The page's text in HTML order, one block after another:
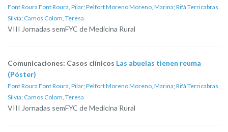
Font Roura Font Roura, Pilar; Pelfort Moreno Moreno, Marina; Rifà Terricabras,
Sílvia; Camos Colom, Teresa
VIII Jornadas semFYC de Medicina Rural
Comunicaciones: Casos clínicos Las abuelas tienen reuma
(Póster)
Font Roura Font Roura, Pilar; Pelfort Moreno Moreno, Marina; Rifà Terricabras,
Sílvia; Camos Colom, Teresa
VIII Jornadas semFYC de Medicina Rural